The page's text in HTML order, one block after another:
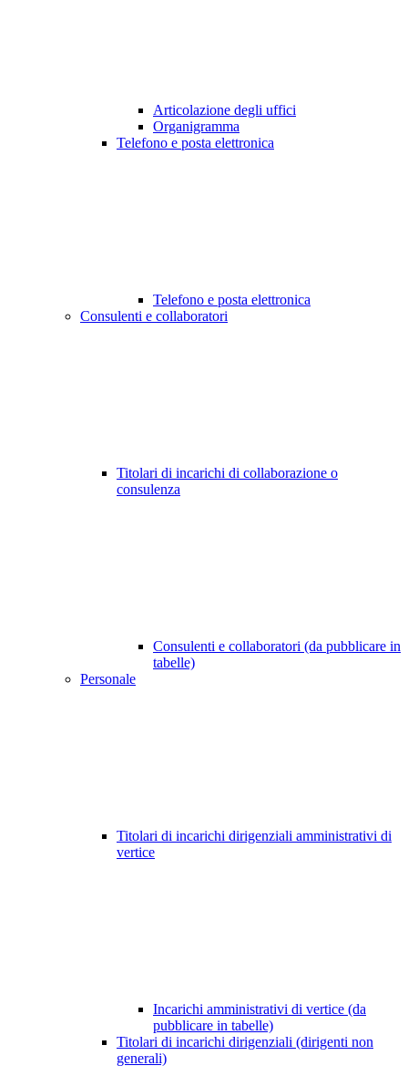
Articolazione degli uffici
Organigramma
Telefono e posta elettronica
Telefono e posta elettronica
Consulenti e collaboratori
Titolari di incarichi di collaborazione o
consulenza
Consulenti e collaboratori (da pubblicare in
tabelle)
Personale
Titolari di incarichi dirigenziali amministrativi di
vertice
Incarichi amministrativi di vertice (da
pubblicare in tabelle)
Titolari di incarichi dirigenziali (dirigenti non
generali)